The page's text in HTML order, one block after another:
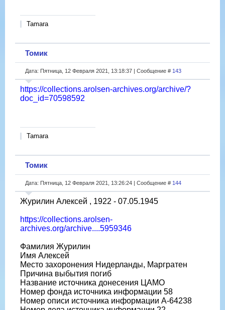
Tamara
Томик
Дата: Пятница, 12 Февраля 2021, 13:18:37 | Сообщение # 143
https://collections.arolsen-archives.org/archive/?
doc_id=70598592
Tamara
Томик
Дата: Пятница, 12 Февраля 2021, 13:26:24 | Сообщение # 144
Журилин Алексей , 1922 - 07.05.1945
https://collections.arolsen-
archives.org/archive....5959346
Фамилия Журилин
Имя Алексей
Место захоронения Нидерланды, Маргратен
Причина выбытия погиб
Название источника донесения ЦАМО
Номер фонда источника информации 58
Номер описи источника информации A-64238